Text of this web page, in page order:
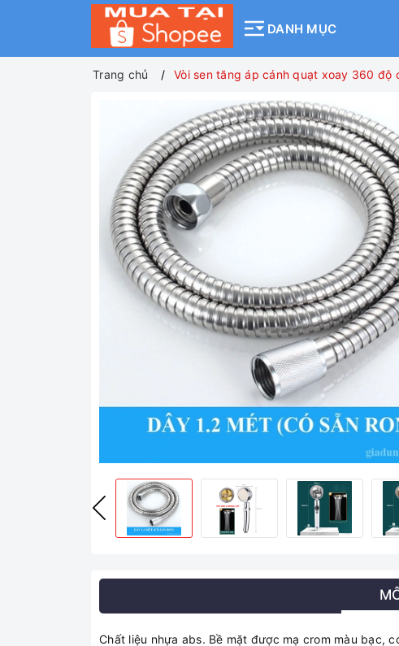
DANH MỤC
Trang chủ Vòi sen tăng áp cánh quạt xoay 360 độ
Chất liệu nhựa abs. Bề mặt được mạ crom màu bạc,